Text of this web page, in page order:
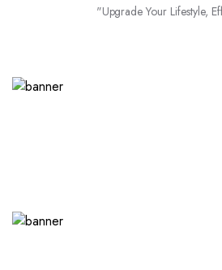
"Upgrade Your Lifestyle,